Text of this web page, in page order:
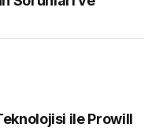
ile Prowill